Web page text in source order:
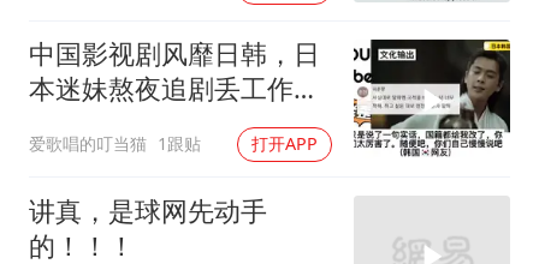
中国影视剧风靡日韩，日
本迷妹熬夜追剧丢工作，
爱歌唱的叮当猫 1跟贴 打开APP
讲真，是球网先动手
的！！！